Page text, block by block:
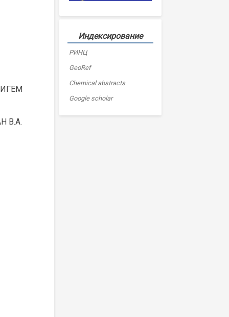
В.А.
Индексирование
РИНЦ
GeoRef
Chemical abstracts
Google scholar